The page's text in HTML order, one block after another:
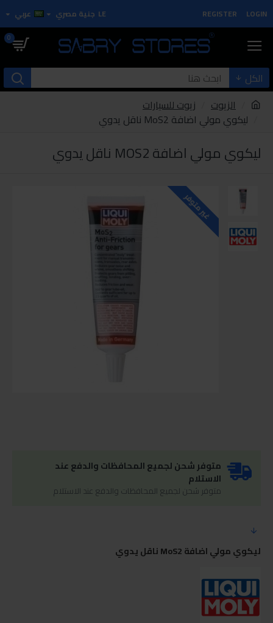
LOGIN
REGISTER
LE جنية مصري عربي
0
الكل
الزيوت
زيوت للسيارات
ليكوي مولي اضافة MoS2 ناقل يدوي
ليكوي مولي اضافة MOS2 ناقل يدوي
غير متوفر
متوفر شحن لجميع المحافظات والدفع عند
الاستلام
متوفر شحن لجميع المحافظات والدفع عند الاستلام
ليكوي مولي اضافة MoS2 ناقل يدوي